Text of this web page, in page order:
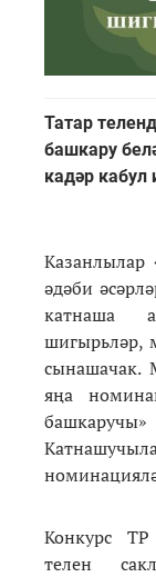
Татар
башкару
кадәр кабул
Казанлылар
әдәби
катнаша
шигырьләр,
сынашачак.
яңа
Конкурс
телен